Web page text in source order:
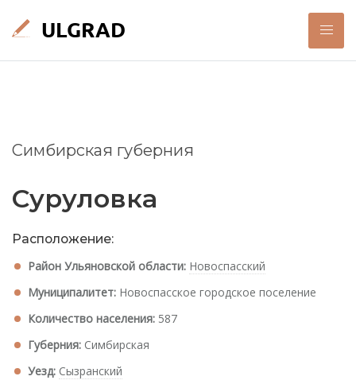
Симбирская губерния
Суруловка
Расположение:
Район Ульяновской области: Новоспасский
Муниципалитет: Новоспасское городское поселение
Количество населения: 587
Губерния: Симбирская
Уезд: Сызранский